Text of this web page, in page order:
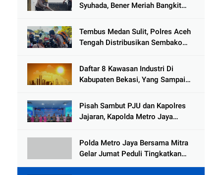
Syuhada, Bener Meriah Bangkit
Tembus Medan Sulit, Polres Aceh
Tengah Distribusikan Sembako
Jamat
Daftar 8 Kawasan Industri Di
Kabupaten Bekasi, Yang Sampai
Pisah Sambut PJU dan Kapolres
Jajaran, Kapolda Metro Jaya
Diperkuat
Polda Metro Jaya Bersama Mitra
Gelar Jumat Peduli Tingkatkan